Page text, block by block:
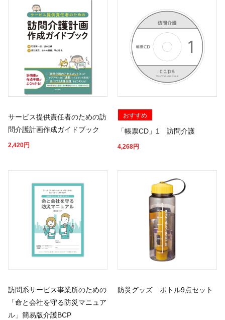
サービス提供責任者のための訪
問介護計画作成ガイドブック
2,420円
おすすめ
「帳票CD」1 訪問介護
4,268円
訪問系サービス事業所のための
「命と会社を守る防災マニュア
ル」簡易版介護BCP
防災グッズ ボトル9点セット